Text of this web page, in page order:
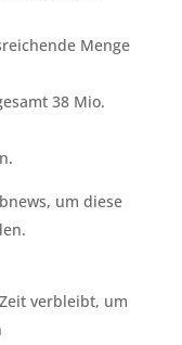
Menge
38 Mio.
um diese
verbleibt, um